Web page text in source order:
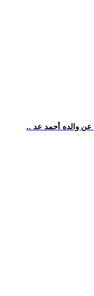
عن والده أحمد عد